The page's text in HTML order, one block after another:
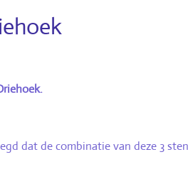
dat de combinatie van deze 3